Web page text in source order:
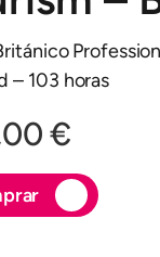
– 103 horas
€